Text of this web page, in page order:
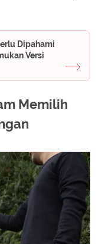
Dipahami
Versi
Memilih